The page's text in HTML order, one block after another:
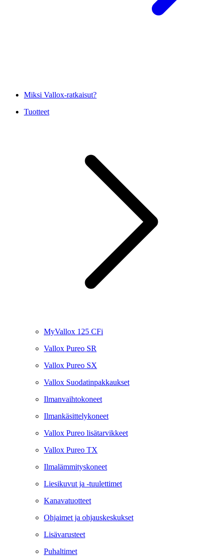
Miksi Vallox-ratkaisut?
Tuotteet
MyVallox 125 CFi
Vallox Pureo SR
Vallox Pureo SX
Vallox Suodatinpakkaukset
Ilmanvaihtokoneet
Ilmankäsittelykoneet
Vallox Pureo lisätarvikkeet
Vallox Pureo TX
Ilmalämmityskoneet
Liesikuvut ja -tuulettimet
Kanavatuotteet
Ohjaimet ja ohjauskeskukset
Lisävarusteet
Puhaltimet